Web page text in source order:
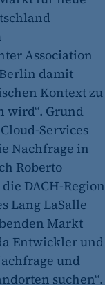
Association
Berlin damit
Kontext zu
wird“. Grund
Services
Nachfrage in
Roberto
DACH-Region
Lang LaSalle
Markt
Entwickler und
und
suchen“.